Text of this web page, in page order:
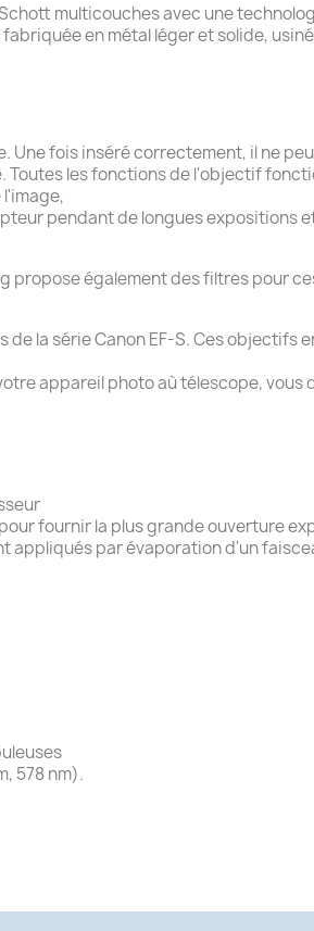
multicouches avec une
en métal léger et solide,
fois inséré correctement, il ne
Toutes les fonctions de l'objectif
pendant de longues expositions
propose également des filtres pour
la série Canon EF-S. Ces
appareil photo aù télescope,
fournir la plus grande ouverture
appliqués par évaporation d'un
578 nm).